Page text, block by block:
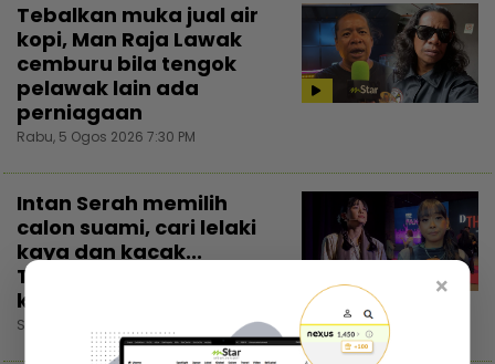
Tebalkan muka jual air
kopi, Man Raja Lawak
cemburu bila tengok
pelawak lain ada
perniagaan
Rabu, 5 Ogos 2026 7:30 PM
Intan Serah memilih
calon suami, cari lelaki
kaya dan kacak...
Trauma pengalaman
kahwin rakan
Selasa, 4 Ogos 2026 7:30 PM
×